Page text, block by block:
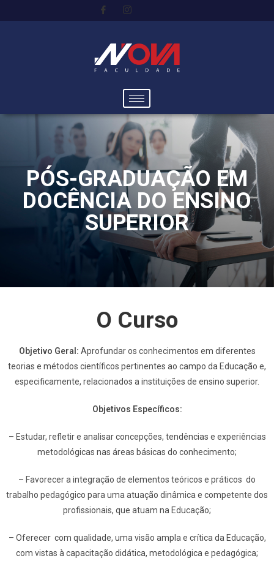
PÓS-GRADUAÇÃO EM
DOCÊNCIA DO ENSINO
SUPERIOR
O Curso
Objetivo Geral: Aprofundar os conhecimentos em diferentes
teorias e métodos científicos pertinentes ao campo da Educação e,
especificamente, relacionados a instituições de ensino superior.
Objetivos Específicos:
– Estudar, refletir e analisar concepções, tendências e experiências
metodológicas nas áreas básicas do conhecimento;
– Favorecer a integração de elementos teóricos e práticos do
trabalho pedagógico para uma atuação dinâmica e competente dos
profissionais, que atuam na Educação;
– Oferecer com qualidade, uma visão ampla e crítica da Educação,
com vistas à capacitação didática, metodológica e pedagógica;